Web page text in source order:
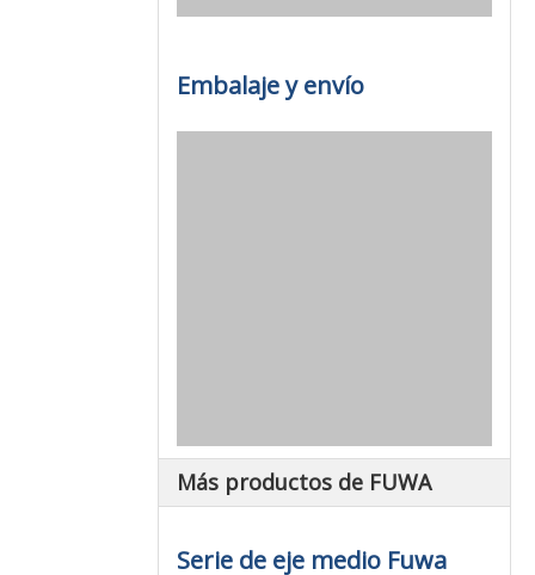
Embalaje y envío
Más productos de FUWA
Serie de eje medio Fuwa